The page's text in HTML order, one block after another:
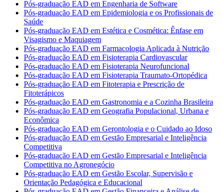
Pós-graduação EAD em Engenharia de Software
Pós-graduação EAD em Epidemiologia e os Profissionais de
Saúde
Pós-graduação EAD em Estética e Cosmética: Ênfase em
Visagismo e Maquiagem
Pós-graduação EAD em Farmacologia Aplicada à Nutrição
Pós-graduação EAD em Fisioterapia Cardiovascular
Pós-graduação EAD em Fisioterapia Neurofuncional
Pós-graduação EAD em Fisioterapia Traumato-Ortopédica
Pós-graduação EAD em Fitoterapia e Prescrição de
Fitoterápicos
Pós-graduação EAD em Gastronomia e a Cozinha Brasileira
Pós-graduação EAD em Geografia Populacional, Urbana e
Econômica
Pós-graduação EAD em Gerontologia e o Cuidado ao Idoso
Pós-graduação EAD em Gestão Empresarial e Inteligência
Competitiva
Pós-graduação EAD em Gestão Empresarial e Inteligência
Competitiva no Agronegócio
Pós-graduação EAD em Gestão Escolar, Supervisão e
Orientação Pedagógica e Educacional